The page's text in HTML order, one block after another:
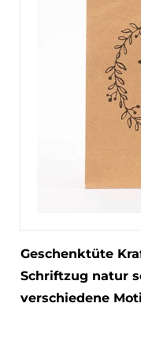
Geschenktüte
Schriftzug natur
verschiedene